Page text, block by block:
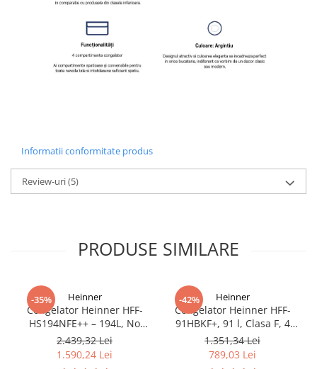
Informatii conformitate produs
Review-uri(5)
PRODUSE SIMILARE
-35% Heinner
Congelator Heinner HFF-
HS194NFE++ – 194L, No
Frost, 6 Compartimente,
Control Electronic
2.439,32 Lei
1.590,24 Lei
-42% Heinner
Congelator Heinner HFF-
91HBKF+, 91 l, Clasa F, 4
sertare, Control mecanic, H
85 cm, Negru
1.351,34 Lei
789,03 Lei